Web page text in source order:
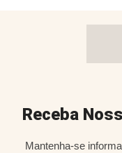
Receba
Mantenha-se